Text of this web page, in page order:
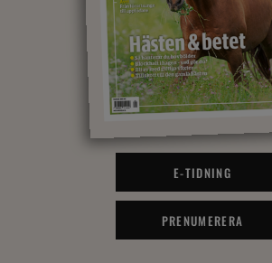
E-TIDNING
PRENUMERERA